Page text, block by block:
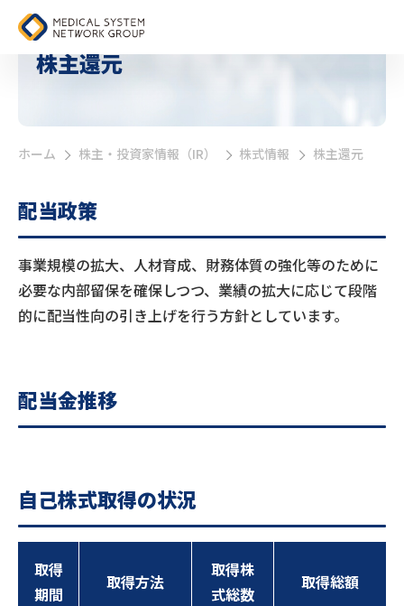
株主還元
ホーム >
株主・投資家情報（IR） >
株式情報 >
株主還元
配当政策
事業規模の拡大、人材育成、財務体質の強化等のために
必要な内部留保を確保しつつ、業績の拡大に応じて段階
的に配当性向の引き上げを行う方針としています。
配当金推移
自己株式取得の状況
取得
期間
取得方法
取得株
式総数
取得総額